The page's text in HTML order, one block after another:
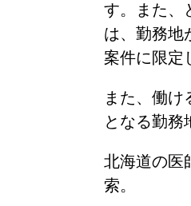
す。また、
は、勤務地
案件に限定
また、働
となる勤務
北海道の医
索。